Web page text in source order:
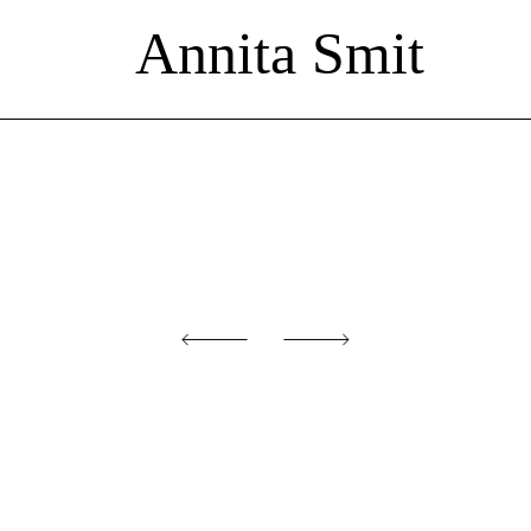
Annita Smit